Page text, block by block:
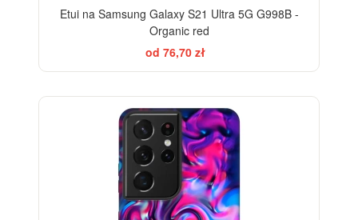
Etui na Samsung Galaxy S21 Ultra 5G G998B -
Organic red
od 76,70 zł